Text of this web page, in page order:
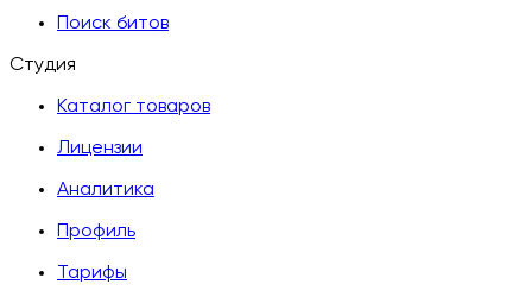
Поиск битов
Студия
Каталог товаров
Лицензии
Аналитика
Профиль
Тарифы